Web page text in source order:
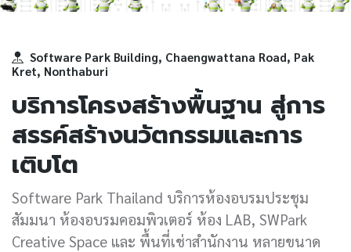
Software Park Building, Chaengwattana Road, Pak
Kret, Nonthaburi
บริการโครงสร้างพื้นฐาน สู่การ
สรรค์สร้างนวัตกรรมและการ
เติบโต
Software Park Thailand บริการห้องอบรมประชุม
สัมมนา ห้องอบรมคอมพิวเตอร์ ห้อง LAB, SWPark
Creative Space และ พื้นที่เช่าสำนักงาน หลายขนาด